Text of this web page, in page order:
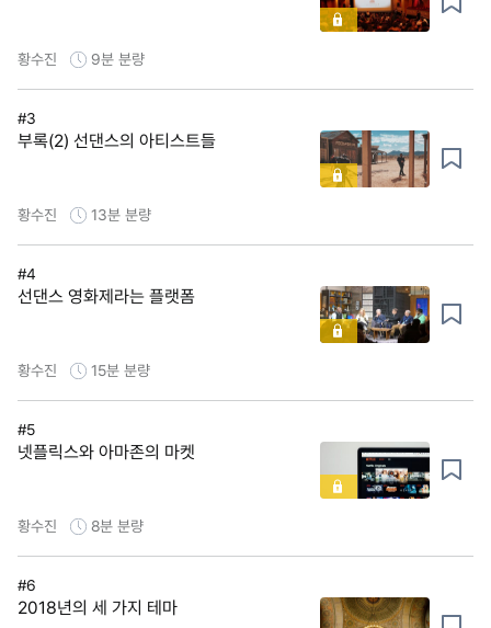
황수진 9분 분량
#3
부록(2) 선댄스의 아티스트들
황수진 13분 분량
#4
선댄스 영화제라는 플랫폼
황수진 15분 분량
#5
넷플릭스와 아마존의 마켓
황수진 8분 분량
#6
2018년의 세 가지 테마